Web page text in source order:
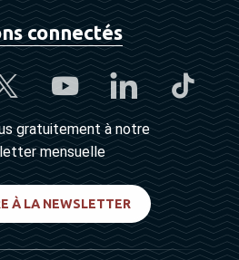
connectés
gratuitement à notre
mensuelle
À LA NEWSLETTER